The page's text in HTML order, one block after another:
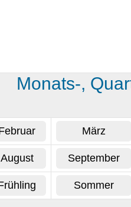
Monats-,
März
August September
Sommer